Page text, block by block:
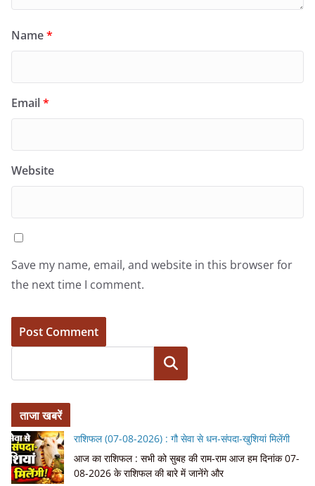
Name*
Email*
Website
Save my name, email, and website in this browser for
the next time I comment.
Search
ताजा खबरें
राशिफल (07-08-2026) : गौ सेवा से धन-संपदा-खुशियां मिलेंगी
आज का राशिफल : सभी को सुबह की राम-राम आज हम दिनांक 07-
08-2026 के राशिफल की बारे में जानेंगे और